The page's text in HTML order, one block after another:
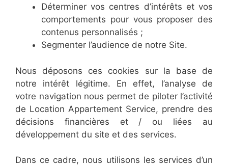
Déterminer vos centres d’intérêts et vos
comportements pour vous proposer des
contenus personnalisés ;
Segmenter l’audience de notre Site.
Nous déposons ces cookies sur la base de
notre intérêt légitime. En effet, l’analyse de
votre navigation nous permet de piloter l’activité
de Location Appartement Service, prendre des
décisions financières et / ou liées au
développement du site et des services.
Dans ce cadre, nous utilisons les services d’un